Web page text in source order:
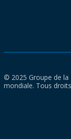
© 2025 Groupe de la
mondiale. Tous